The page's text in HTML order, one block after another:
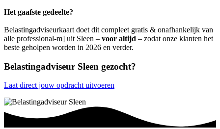
Het gaafste gedeelte?
Belastingadviseurkaart doet dit compleet gratis & onafhankelijk van
alle professional-m] uit Sleen – voor altijd – zodat onze klanten het
beste geholpen worden in 2026 en verder.
Belastingadviseur Sleen gezocht?
Laat direct jouw opdracht uitvoeren